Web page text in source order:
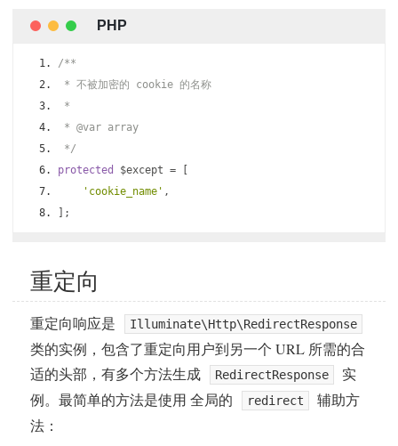
/**
* 不被加密的 cookie 的名称
*
* @var array
*/
protected
$except =
'cookie_name' ,
];
重定向
重定向响应是 Illuminate\Http\RedirectResponse
类的实例，包含了重定向用户到另一个 URL 所需的合
适的头部，有多个方法生成
RedirectResponse
实
例。最简单的方法是使用 全局的
redirect
辅助方
法：